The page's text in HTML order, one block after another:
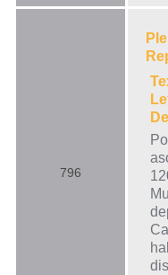
796